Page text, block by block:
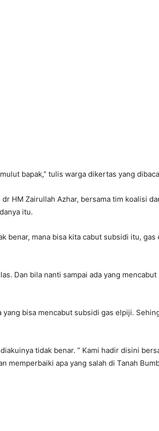
bapak,” tulis warga dikertas yang
HM Zairullah Azhar, bersama tim koalisi
itu.
benar, mana bisa kita cabut subsidi itu,
Dan bila nanti sampai ada yang
bisa mencabut subsidi gas elpiji.
tidak benar. ” Kami hadir disini
memperbaiki apa yang salah di Tanah